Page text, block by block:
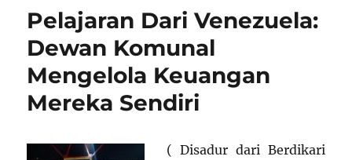
Pelajaran Dari Venezuela:
Dewan Komunal
Mengelola Keuangan
Mereka Sendiri
( Disadur dari Berdikari